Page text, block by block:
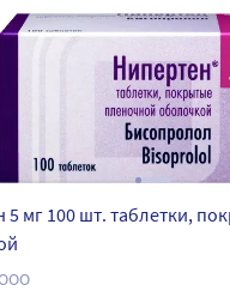
5 мг 100 шт. таблетки,